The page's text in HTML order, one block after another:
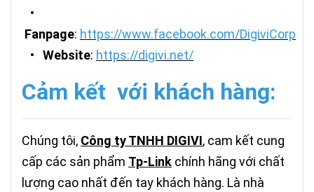
•
Fanpage: https://www.facebook.com/DigiviCorp
• Website: https://digivi.net/
Cảm kết với khách hàng:
Chúng tôi, Công ty TNHH DIGIVI, cam kết cung
cấp các sản phẩm Tp-Link chính hãng với chất
lượng cao nhất đến tay khách hàng. Là nhà